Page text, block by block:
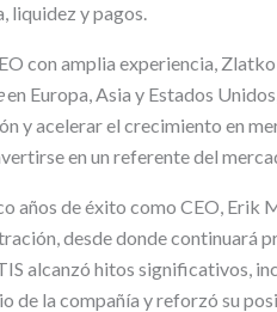
liquidez y pagos.
con amplia experiencia,
en Europa, Asia y Estados
y acelerar el crecimiento en
en un referente del
años de éxito como CEO, Erik
desde donde continuará
alcanzó hitos significativos,
de la compañía y reforzó su